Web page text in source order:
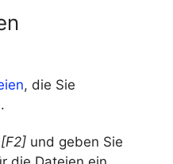
, die Sie
[F2] und geben Sie